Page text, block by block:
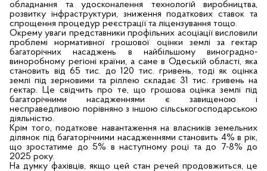
обладнання та удосконалення технологій виробництва,
розвитку інфраструктури, зниження податкових ставок та
спрощення процедур реєстрації та ліцензування тощо.
Окрему уваги представники профільних асоціації висловили
проблемі нормативної грошової оцінки землі за гектар
багаторічних насаджень в найбільшому виноградно-
виноробному регіоні країни, а саме в Одеській області, яка
становить від 65 тис. до 120 тис. гривень, тоді як оцінка
землі під зерновими та ріллею складає 31 тис. гривень на
гектар. Це свідчить про те, що грошова оцінка землі під
багаторічними насадженнями є завищеною і
несправедливою порівняно з іншою сільськогосподарською
діяльністю.
Крім того, податкове навантаження на власників земельних
ділянок під багаторічними насадженнями становить 4% в рік,
що зростатиме до 5% в наступному році та до 7-8% до
2025 року.
На думку фахівців, якщо цей стан речей продовжиться, це